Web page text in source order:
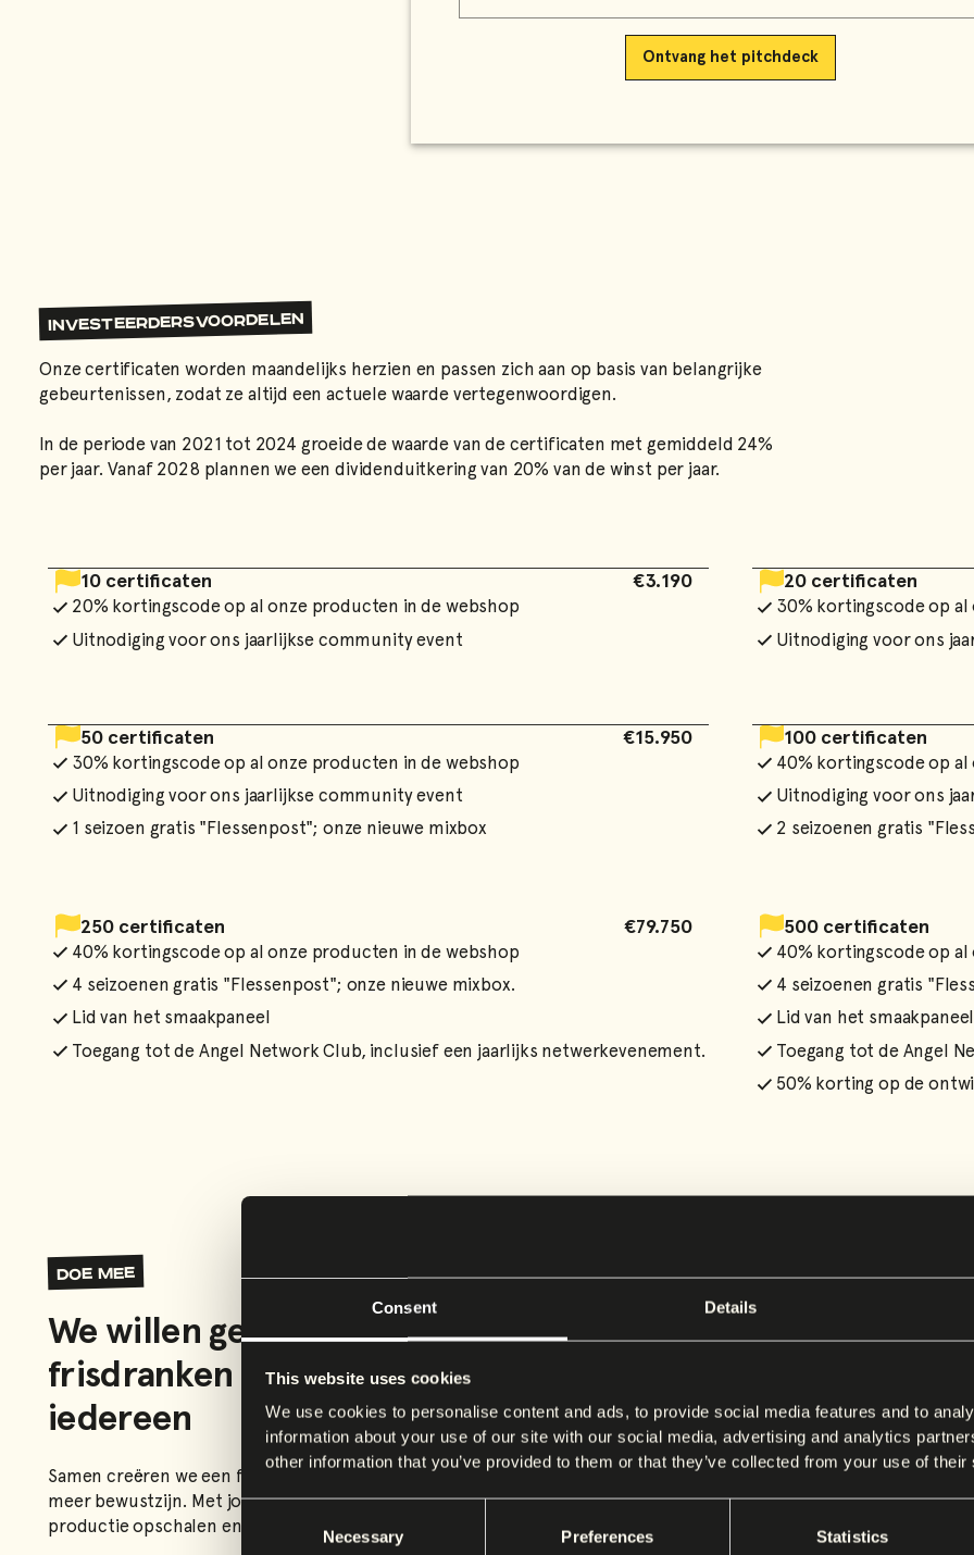
Consent Details
This website uses cookies
We use cookies to personalise content and ads, to provide social media features and to
information about your use of our site with our social media, advertising and analytics
other information that you’ve provided to them or that they’ve collected from your use of
Necessary Preferences Statistics
INVESTEERDERSVOORDELEN
Onze certificaten worden maandelijks herzien en passen zich aan op basis van belangrijke
gebeurtenissen, zodat ze altijd een actuele waarde vertegenwoordigen.
In de periode van 2021 tot 2024 groeide de waarde van de certificaten met gemiddeld 24%
per jaar. Vanaf 2028 plannen we een dividenduitkering van 20% van de winst per jaar.
10 certificaten €3.190
20% kortingscode op al onze producten in de webshop
Uitnodiging voor ons jaarlijkse community event
20 certificaten
30% kortingscode op
Uitnodiging voor ons
50 certificaten €15.950
30% kortingscode op al onze producten in de webshop
Uitnodiging voor ons jaarlijkse community event
1 seizoen gratis "Flessenpost"; onze nieuwe mixbox
100 certificaten
40% kortingscode op
Uitnodiging voor ons
2 seizoenen gratis
250 certificaten €79.750
40% kortingscode op al onze producten in de webshop
4 seizoenen gratis "Flessenpost"; onze nieuwe mixbox.
Lid van het smaakpaneel
Toegang tot de Angel Network Club, inclusief een jaarlijks netwerkevenement.
500 certificaten
40% kortingscode op
4 seizoenen gratis
Lid van het smaakpaneel
Toegang tot de Angel
50% korting op de
doe mee
We willen gezondere, natuurlijke
frisdranken toegankelijk maken voor
iedereen
Samen creëren we een frisdrankwereld met meer karakter, minder suiker en
meer bewustzijn. Met jouw investering kunnen we onze impact vergroten,
productie opschalen en nieuwe innovaties ontwikkelen.